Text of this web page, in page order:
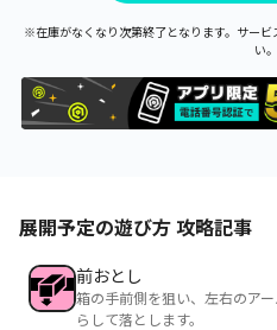
※在庫がなくなり次第終了となります。サー
い。
展開予定の遊び方 攻略記事
前おとし
箱の手前側を狙い、左右のア
らして落とします。